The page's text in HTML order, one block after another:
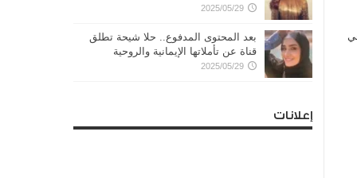
2025/05/29
بعد المحتوى المدفوع.. حلا شيحة تطلق
قناة عن تأملاتها الإيمانية والروحية
2025/05/29
إعلانات